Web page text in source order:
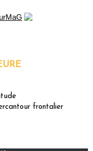
frontalier